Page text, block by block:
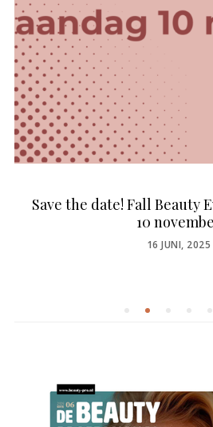
Save the date! Fall Beauty
10
POSTED
16 JUNI, 2025